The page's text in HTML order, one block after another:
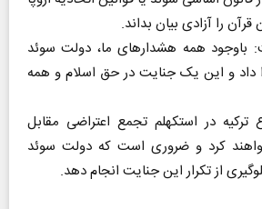
را آزادی بیان بداند.
باوجود همه هشدارهای ما، دولت سوئد
داد و این یک جنایت در حق اسلام و همه
ترکیه در استکهلم تجمع اعتراضی مقابل
خواهند کرد و ضروری است که دولت سوئد
از تکرار این جنایت انجام دهد.